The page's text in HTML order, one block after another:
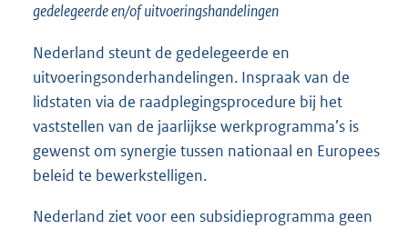
gedelegeerde en/of uitvoeringshandelingen
Nederland steunt de gedelegeerde en
uitvoeringsonderhandelingen. Inspraak van de
lidstaten via de raadplegingsprocedure bij het
vaststellen van de jaarlijkse werkprogramma’s is
gewenst om synergie tussen nationaal en Europees
beleid te bewerkstelligen.
Nederland ziet voor een subsidieprogramma geen